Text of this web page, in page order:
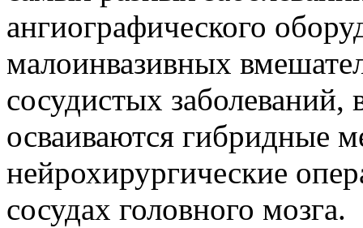
ангиографического
малоинвазивных
сосудистых заболеваний,
осваиваются гибридные
нейрохирургические
сосудах головного мозга.